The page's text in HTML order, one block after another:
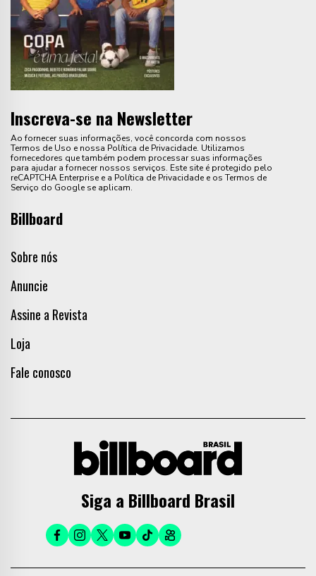
Inscreva-se na Newsletter
Ao fornecer suas informações, você concorda com nossos
Termos de Uso e nossa Política de Privacidade. Utilizamos
fornecedores que também podem processar suas informações
para ajudar a fornecer nossos serviços. Este site é protegido pelo
reCAPTCHA Enterprise e a Política de Privacidade e os Termos de
Serviço do Google se aplicam.
Billboard
Sobre nós
Anuncie
Assine a Revista
Loja
Fale conosco
Siga a Billboard Brasil